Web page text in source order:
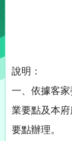
說明：
一、依據客
業要點及本
要點辦理。